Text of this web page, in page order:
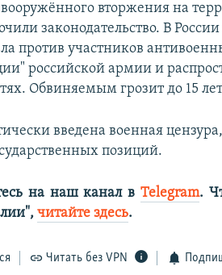
вооружённого вторжения на
законодательство. В
против участников
российской армии и
Обвиняемым грозит до 15
введена военная
позиций.
на наш канал вTelegram.
читайте здесь.
Читать без VPN